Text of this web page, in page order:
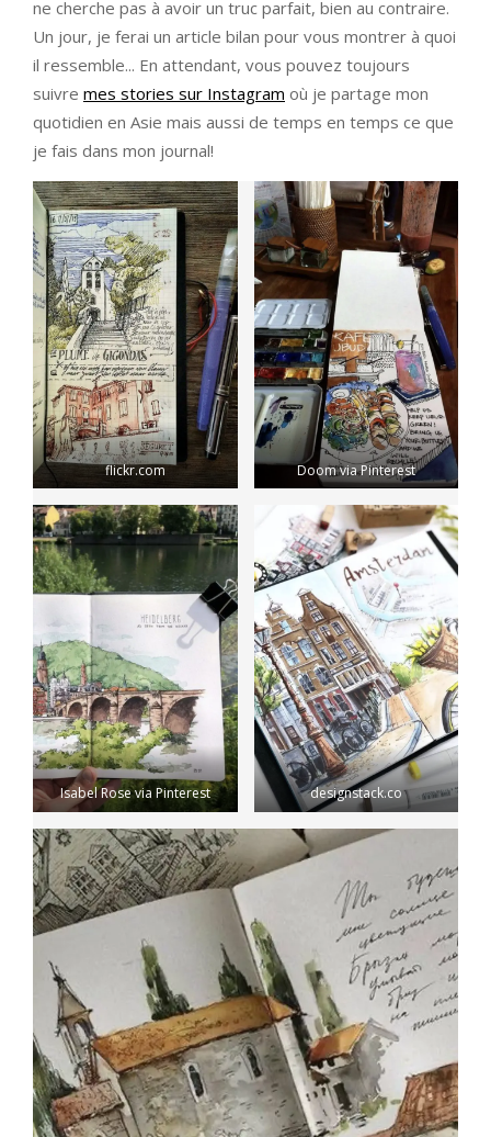
ne cherche pas à avoir un truc parfait, bien au contraire.
Un jour, je ferai un article bilan pour vous montrer à quoi
il ressemble... En attendant, vous pouvez toujours
suivre mes stories sur Instagram où je partage mon
quotidien en Asie mais aussi de temps en temps ce que
je fais dans mon journal!
flickr.com Doom via Pinterest
Isabel Rose via Pinterest designstack.co